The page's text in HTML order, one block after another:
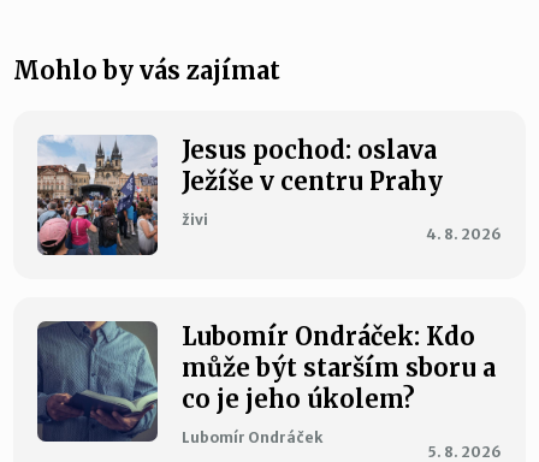
Mohlo by vás zajímat
Jesus pochod: oslava
Ježíše v centru Prahy
živi
4. 8. 2026
Lubomír Ondráček: Kdo
může být starším sboru a
co je jeho úkolem?
Lubomír Ondráček
5. 8. 2026